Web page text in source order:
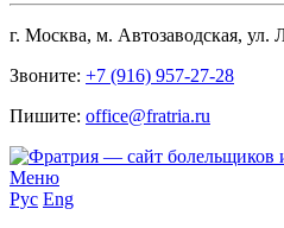
г. Москва, м. Автозаводская,
Звоните: +7 (916) 957-27-28
Пишите: office@fratria.ru
Меню
Рус Eng